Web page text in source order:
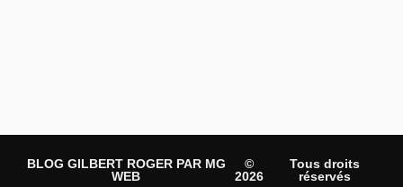
BLOG GILBERT ROGER PAR MG
WEB
©
2026
Tous droits
réservés